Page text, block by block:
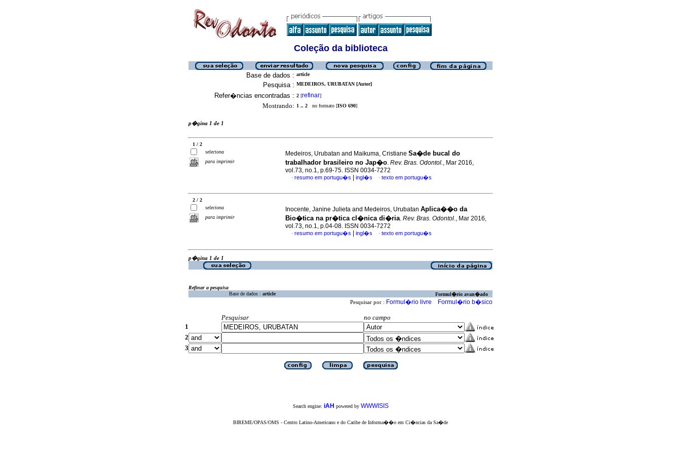
Coleção da biblioteca
Base de dados : article
Pesquisa : MEDEIROS, URUBATAN [Autor]
Refer�ncias encontradas : 2 [refinar]
Mostrando: 1 .. 2 no formato [ISO 690]
p�gina 1 de 1
1 / 2
seleciona
para imprimir
Medeiros, Urubatan and Maikuma, Cristiane Sa�de bucal do
trabalhador brasileiro no Jap�o. Rev. Bras. Odontol., Mar 2016,
vol.73, no.1, p.69-75. ISSN 0034-7272
· resumo em portugu�s ingl�s · texto em portugu�s
2 / 2
seleciona
para imprimir
Inocente, Janine Julieta and Medeiros, Urubatan Aplica��o da
Bio�tica na pr�tica cl�nica di�ria. Rev. Bras. Odontol., Mar 2016,
vol.73, no.1, p.04-08. ISSN 0034-7272
· resumo em portugu�s ingl�s · texto em portugu�s
p�gina 1 de 1
Refinar a pesquisa
Base de dados : article Formul�rio avan�ado
Pesquisar por : Formul�rio livre Formul�rio b�sico
Pesquisar
no campo
1
2
3
Search engine: iAH powered by WWWISIS
BIREME/OPAS/OMS - Centro Latino-Americano e do Caribe de Informa��o em Ci�ncias da Sa�de